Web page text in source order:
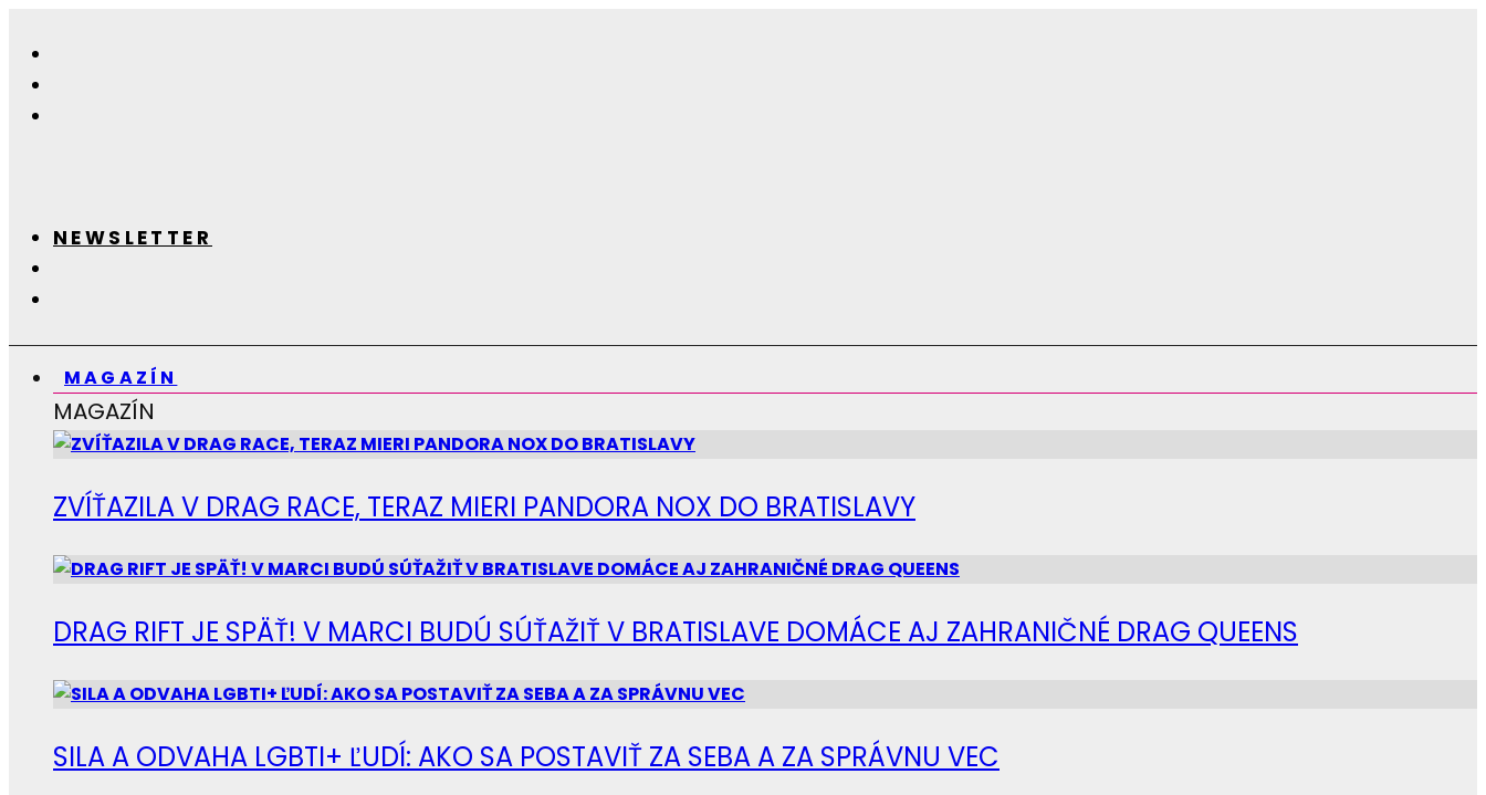
NEWSLETTER
MAGAZÍN
MAGAZÍN
ZVÍŤAZILA V DRAG RACE, TERAZ MIERI PANDORA NOX DO BRATISLAVY
DRAG RIFT JE SPÄŤ! V MARCI BUDÚ SÚŤAŽIŤ V BRATISLAVE DOMÁCE AJ ZAHRANIČNÉ DRAG QUEENS
SILA A ODVAHA LGBTI+ ĽUDÍ: AKO SA POSTAVIŤ ZA SEBA A ZA SPRÁVNU VEC